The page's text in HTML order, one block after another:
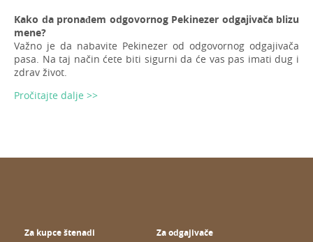
Kako da pronađem odgovornog Pekinezer odgajivača blizu
mene?
Važno je da nabavite Pekinezer od odgovornog odgajivača
pasa. Na taj način ćete biti sigurni da će vas pas imati dug i
zdrav život.
Pročitajte dalje >>
Za kupce štenadi Za odgajivače